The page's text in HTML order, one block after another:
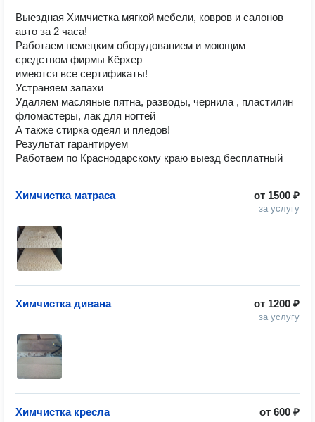
Выездная Химчистка мягкой мебели, ковров и салонов
авто за 2 часа!
Работаем немецким оборудованием и моющим
средством фирмы Кёрхер
имеются все сертификаты!
Устраняем запахи
Удаляем масляные пятна, разводы, чернила , пластилин
фломастеры, лак для ногтей
А также стирка одеял и пледов!
Результат гарантируем
Работаем по Краснодарскому краю выезд бесплатный
от 1500 ₽
за услугу
Химчистка матраса
от 1200 ₽
за услугу
Химчистка дивана
от 600 ₽
Химчистка кресла